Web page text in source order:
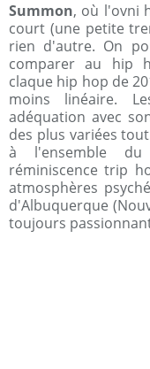
Summon, où l'ovni
court (une petite
rien d'autre. On
comparer au hip
claque hip hop de
moins linéaire.
adéquation avec
des plus variées
à l'ensemble du
réminiscence trip
atmosphères
d'Albuquerque
toujours